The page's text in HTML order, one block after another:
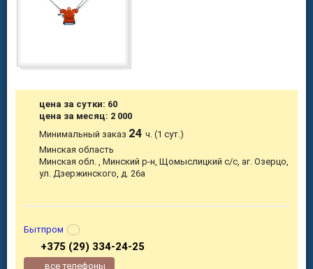
цена за сутки: 60
цена за месяц: 2 000
Минимальный заказ 24ч. (1 сут.)
Минская область
Минская обл. , Минский р-н, Щомыслицкий с/с, аг. Озерцо,
ул. Дзержинского, д. 26а
Бытпром
+375 (29) 334-24-25
все телефоны